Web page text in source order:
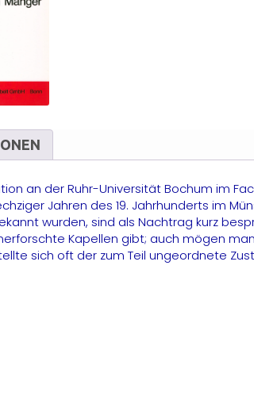
an der Ruhr-Universität Bochum im
Jahren des 19. Jahrhunderts im
wurden, sind als Nachtrag kurz
Kapellen gibt; auch mögen
sich oft der zum Teil ungeordnete